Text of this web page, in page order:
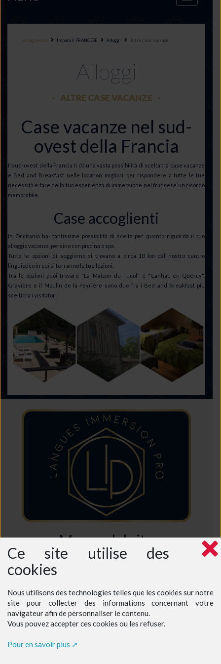
navigation
Ce site utilise des
cookies
Nous utilisons des technologies telles que les cookies sur notre
site pour collecter des informations concernant votre
navigateur afin de personnaliser le contenu.
Vous pouvez accepter ces cookies ou les refuser.
Pour en savoir plus
Accoglienza Impara il FRANCESE Alloggi Altre case vacanze
Alloggi
ALTRE CASE VACANZE
Case vacanze nel sud-
ovest della Francia
Il sud-ovest della Francia ti dà una vasta possibilità di scelta tra case vacanze
e Bed and Breakfast nelle location migliori, per rispondere a tutte le tue
necessità e fare della tua esperienza di immersione nel francese un ricordo
memorabile.
Case accoglienti
In Occitania hai tantissime possibilità di scelta per quanto riguarda il tuo
alloggio vacanza, persino con piscina o spa.
Tutte le opzioni di soggiorno si trovano a circa 10 km dal nostro centro
linguistico in cui si terranno le tue lezioni.
Tra le opzioni puoi trovare "La Maison du Tucol" e "Canhac en Quercy".
Gravière e il Moulin de la Peyrière sono due fra i Bed and Breakfast più
scelti tra i visitatori.
Mappa del sito
Accoglienza
Corsi di francese ed escursioni
Prezzi – adulti
Prezzi – corsi per giovani a casa del professore
Iscrizione ai corsi